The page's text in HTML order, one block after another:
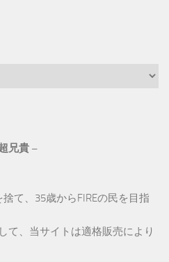
兄貴 –
て、35歳からFIREの民を目指
て、当サイトは適格販売により